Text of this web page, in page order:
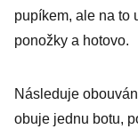
pupíkem, ale na to
ponožky a hotovo.
Následuje
obuje jednu botu,